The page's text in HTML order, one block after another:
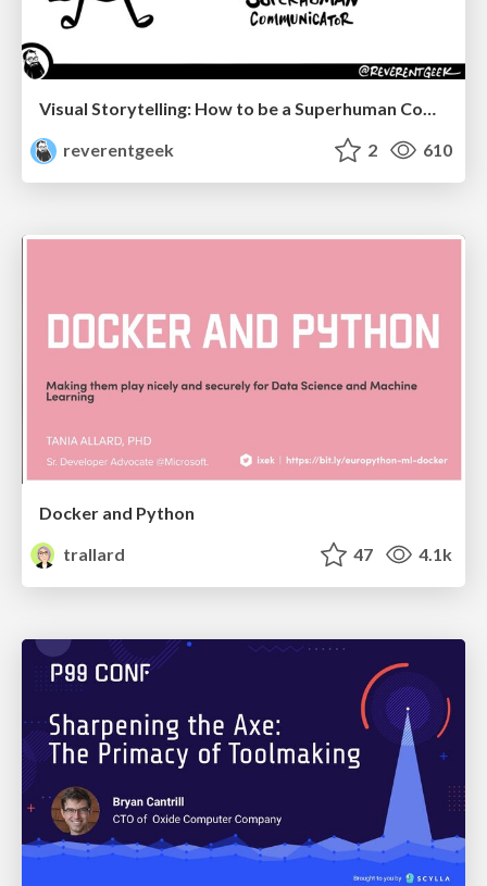
reverentgeek
2 610
Docker and Python
trallard
47 4.1k